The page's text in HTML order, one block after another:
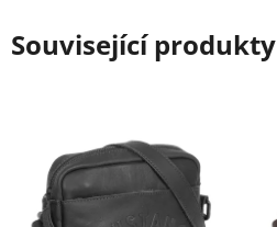
Související produkty